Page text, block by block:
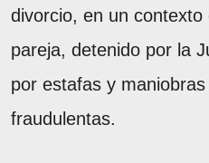
divorcio, en un
pareja, detenido por la
por estafas y
fraudulentas.